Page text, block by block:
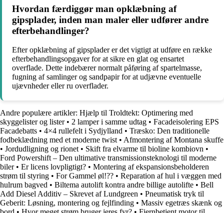
Hvordan færdiggør man opklæbning af
gipsplader, inden man maler eller udfører andre
efterbehandlinger?
Efter opklæbning af gipsplader er det vigtigt at udføre en række
efterbehandlingsopgaver for at sikre en glat og ensartet
overflade. Dette indebærer normalt påføring af spartelmasse,
fugning af samlinger og sandpapir for at udjævne eventuelle
ujævnheder eller ru overflader.
Andre populære artikler: Hjælp til Troldtekt: Optimering med
skyggelister og lister• 2 lamper i samme udtag • Facadeisolering EPS
Facadebatts • 4×4 rullefelt i Sydjylland • Træsko: Den traditionelle
fodbeklædning med et moderne twist • Afmontering af Montana skuffe
• Jordudligning og rionet • Skift fra elvarme til bioline kombiovn •
Ford Powershift – Den ultimative transmissionsteknologi til moderne
biler• Er licens lovpligtigt? • Montering af ekspansionsbeholderen
strøm til styring • For Gammel øl!?? • Reparation af hul i væggen med
hulrum bagved • Biltema autolift kontra andre billige autolifte • Bell
Add Diesel Additiv – Skrevet af Lundgreen • Pneumatisk tryk til
Geberit: Løsning, montering og fejlfinding • Massiv egetræs skænk og